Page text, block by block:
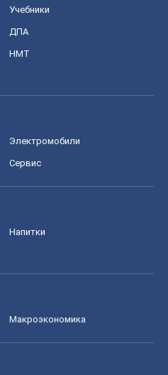
Учебники
ДПА
НМТ
Электромобили
Сервис
Напитки
Mакроэкономика